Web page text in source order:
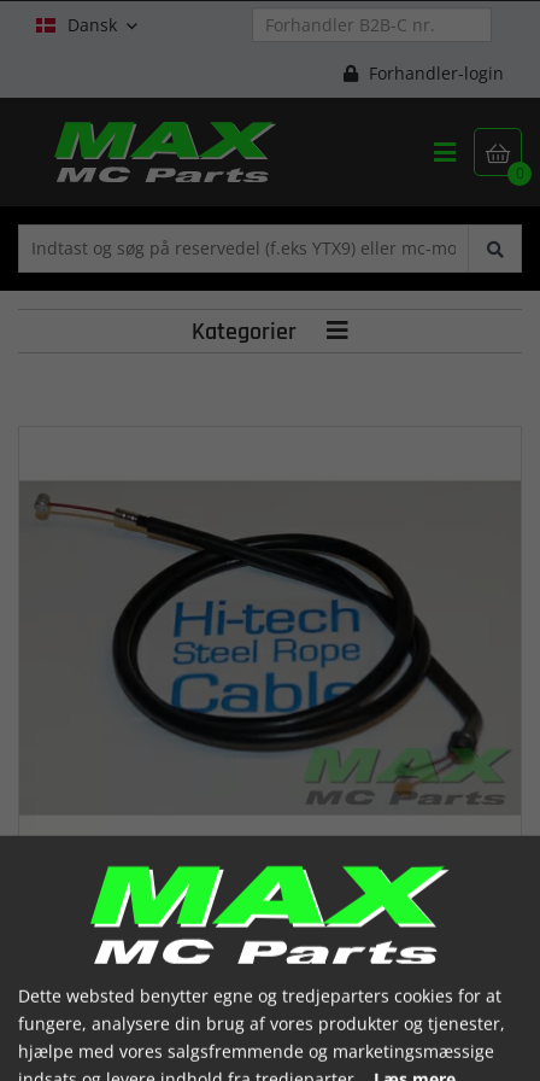
Dansk 
Forhandler-login

0

Kategorier 
Chokerkabel HONDA VF750 C F S
82- *6MM*
Dette websted benytter egne og tredjeparters cookies for at
fungere, analysere din brug af vores produkter og tjenester,
hjælpe med vores salgsfremmende og marketingsmæssige